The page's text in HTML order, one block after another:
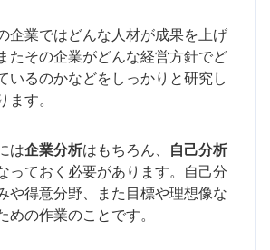
企業ではどんな人材が成果を上げ
たその企業がどんな経営方針でど
いるのかなどをしっかりと研究し
ます。
は企業分析はもちろん、
自己分析
っておく必要があります。自己分
や得意分野、また目標や理想像な
めの作業のことです。